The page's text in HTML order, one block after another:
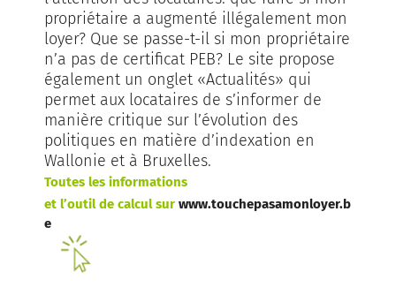
propriétaire a augmenté illégalement mon
loyer? Que se passe-t-il si mon propriétaire
n’a pas de certificat PEB? Le site propose
également un onglet «Actualités» qui
permet aux locataires de s’informer de
manière critique sur l’évolution des
politiques en matière d’indexation en
Wallonie et à Bruxelles.
Toutes les informations
et l’outil de calcul sur www.touchepasamonloyer.b
e